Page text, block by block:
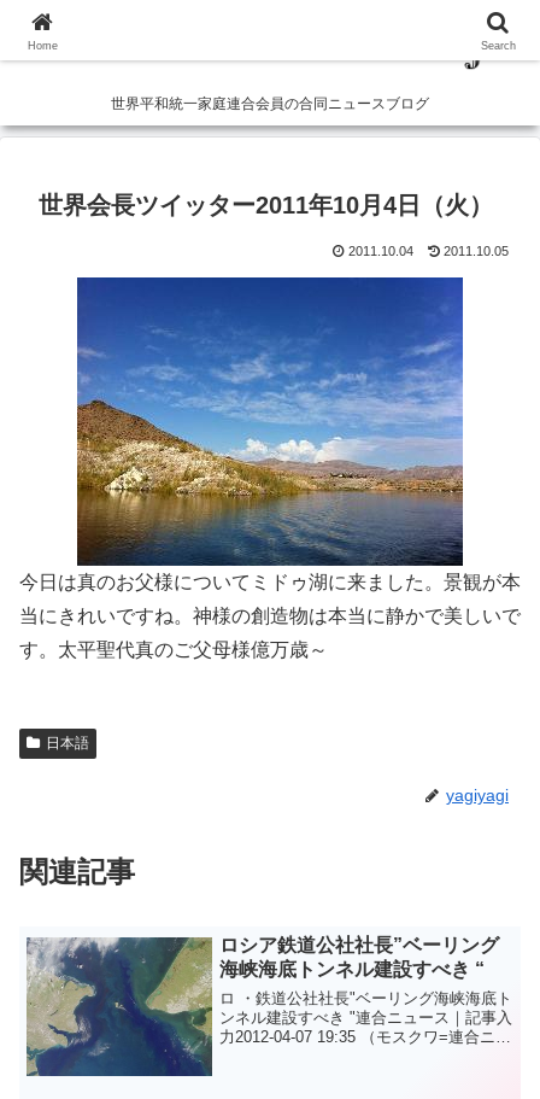
世界平和統一家庭連合会員の合同ニュースブログ
世界会長ツイッター2011年10月4日（火）
2011.10.04 2011.10.05
今日は真のお父様についてミドゥ湖に来ました。景観が本
当にきれいですね。神様の創造物は本当に静かで美しいで
す。太平聖代真のご父母様億万歳～
日本語
yagiyagi
関連記事
ロシア鉄道公社社長”ベーリング
海峡海底トンネル建設すべき “
ロ ・鉄道公社社長"ベーリング海峡海底ト
ンネル建設すべき "連合ニュース｜記事入
力2012-04-07 19:35 （モスクワ=連合ニュ
Home Search